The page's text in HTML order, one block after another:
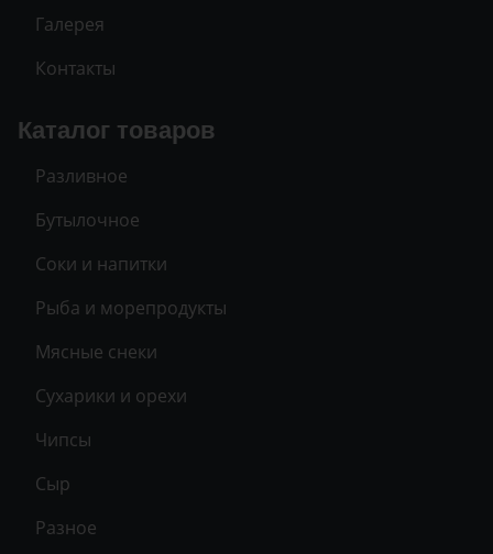
Галерея
Контакты
Каталог товаров
Разливное
Бутылочное
Соки и напитки
Рыба и морепродукты
Мясные снеки
Сухарики и орехи
Чипсы
Сыр
Разное